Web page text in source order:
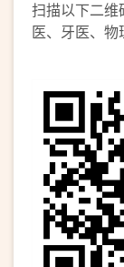
扫描以下二维
医、牙医、物